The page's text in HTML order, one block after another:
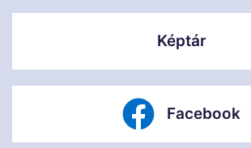
Képtár
Facebook